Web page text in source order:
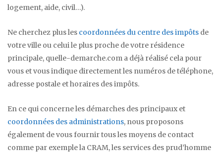
logement, aide, civil…).
Ne cherchez plus les coordonnées du centre des impôts de
votre ville ou celui le plus proche de votre résidence
principale, quelle-demarche.com a déjà réalisé cela pour
vous et vous indique directement les numéros de téléphone,
adresse postale et horaires des impôts.
En ce qui concerne les démarches des principaux et
coordonnées des administrations, nous proposons
également de vous fournir tous les moyens de contact
comme par exemple la CRAM, les services des prud’homme